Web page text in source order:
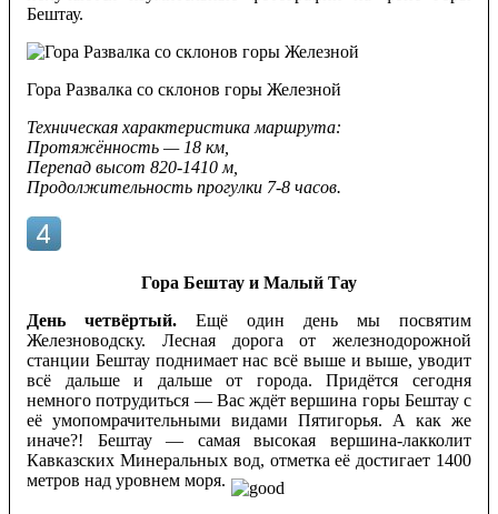
Бештау.
Гора Развалка со склонов горы Железной
Техническая характеристика маршрута:
Протяжённость — 18 км,
Перепад высот 820-1410 м,
Продолжительность прогулки 7-8 часов.
Гора Бештау и Малый Тау
День четвёртый. Ещё один день мы посвятим
Железноводску. Лесная дорога от железнодорожной
станции Бештау поднимает нас всё выше и выше, уводит
всё дальше и дальше от города. Придётся сегодня
немного потрудиться — Вас ждёт вершина горы Бештау с
её умопомрачительными видами Пятигорья. А как же
иначе?! Бештау — самая высокая вершина-лакколит
Кавказских Минеральных вод, отметка её достигает 1400
метров над уровнем моря.